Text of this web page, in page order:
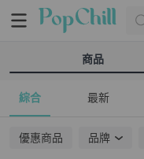
商品
綜合 最新
優惠商品 品牌